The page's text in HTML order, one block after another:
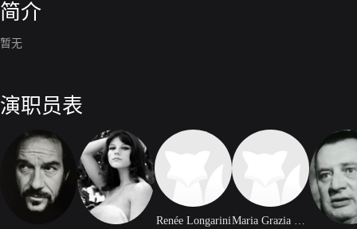
简介
暂无
演职员表
Renée Longarini
Maria Grazia Carmassi